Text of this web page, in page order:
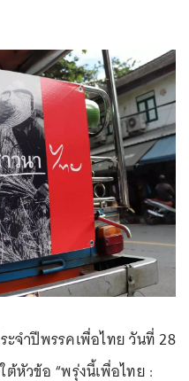
จำปีพรรคเพื่อไทย วันที่ 28
หัวข้อ “พรุ่งนี้เพื่อไทย :